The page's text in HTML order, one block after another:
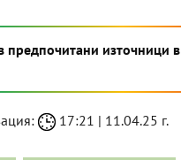
предпочитани източници в
17:21 | 11.04.25 г.